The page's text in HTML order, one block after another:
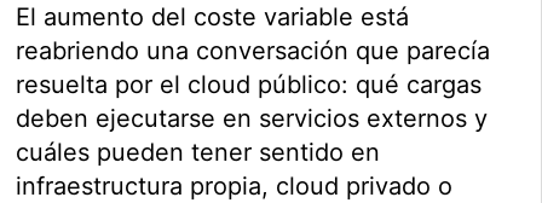
El aumento del coste variable está
reabriendo una conversación que parecía
resuelta por el cloud público: qué cargas
deben ejecutarse en servicios externos y
cuáles pueden tener sentido en
infraestructura propia, cloud privado o